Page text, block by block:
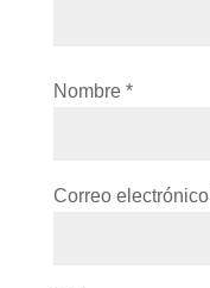
Nombre *
Correo electrónico